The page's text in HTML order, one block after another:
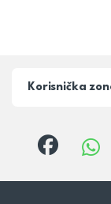
Korisnička